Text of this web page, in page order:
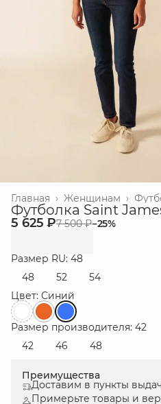
Женщинам ›
Главная ›
Футболка Saint
5 625 ₽7 500 ₽−25%
Размер RU: 48
48
52
54
Цвет: Синий
Размер производителя: 42
42
46 48
Преимущества
Доставим в пункты
Примерьте товары и